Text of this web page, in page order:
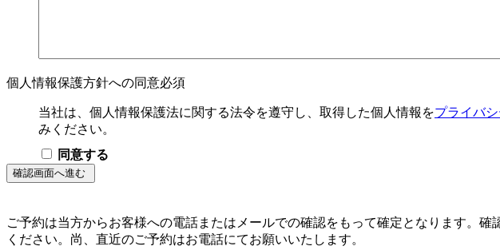
個人情報保護方針への同意必須
当社は、個人情報保護法に関する法令を遵守し、取得した個人情報をプライバ
みください。
同意する
ご予約は当方からお客様への電話またはメールでの確認をもって確定となります。
ください。尚、直近のご予約はお電話にてお願いいたします。